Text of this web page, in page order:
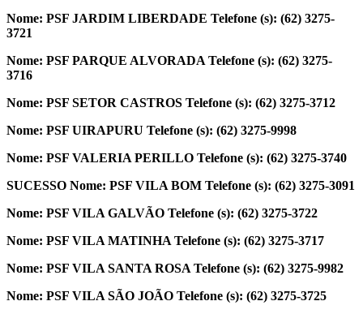
Nome: PSF JARDIM LIBERDADE Telefone (s): (62) 3275-
3721
Nome: PSF PARQUE ALVORADA Telefone (s): (62) 3275-
3716
Nome: PSF SETOR CASTROS Telefone (s): (62) 3275-3712
Nome: PSF UIRAPURU Telefone (s): (62) 3275-9998
Nome: PSF VALERIA PERILLO Telefone (s): (62) 3275-3740
SUCESSO Nome: PSF VILA BOM Telefone (s): (62) 3275-3091
Nome: PSF VILA GALVÃO Telefone (s): (62) 3275-3722
Nome: PSF VILA MATINHA Telefone (s): (62) 3275-3717
Nome: PSF VILA SANTA ROSA Telefone (s): (62) 3275-9982
Nome: PSF VILA SÃO JOÃO Telefone (s): (62) 3275-3725